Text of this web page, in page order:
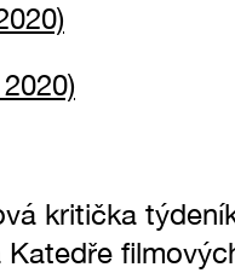
kritička